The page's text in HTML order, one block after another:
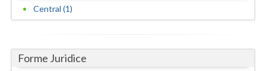
Ilfov
Mehedinti
Central (1)
Forme Juridice